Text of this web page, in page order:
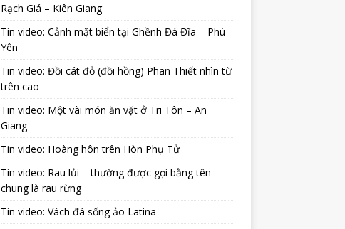
Rạch Giá – Kiên Giang
Tin video: Cảnh mặt biển tại Ghềnh Đá Đĩa – Phú
Yên
Tin video: Đồi cát đỏ (đồi hồng) Phan Thiết nhìn từ
trên cao
Tin video: Một vài món ăn vặt ở Tri Tôn – An
Giang
Tin video: Hoàng hôn trên Hòn Phụ Tử
Tin video: Rau lủi – thường được gọi bằng tên
chung là rau rừng
Tin video: Vách đá sống ảo Latina